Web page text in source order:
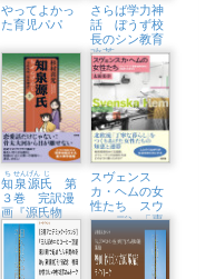
やってよかっ
た育児パパ
さらば学力神
話 ぼうず校
長のシン教育
改革
知
ち
泉
せん
源
げん
氏
じ
第
３巻 完訳漫
画『源氏物
語』
スヴェンス
カ・ヘムの女
性たち スウ
ェーデン「専
業主婦の時
代」の始まり
と終わり